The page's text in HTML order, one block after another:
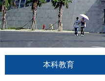
本科教育